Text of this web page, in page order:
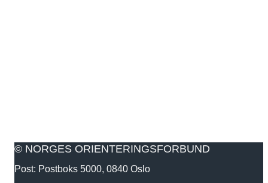
© NORGES ORIENTERINGSFORBUND
Post: Postboks 5000, 0840 Oslo